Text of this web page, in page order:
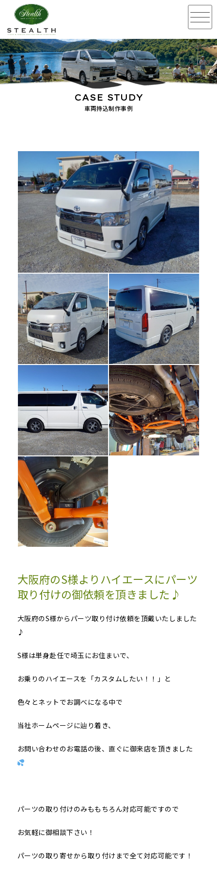
車両持込制作事例
CASE STUDY
大阪府のS様よりハイエースにパーツ
取り付けの御依頼を頂きました♪
大阪府のS様からパーツ取り付け依頼を頂戴いたしました
♪
S様は単身赴任で埼玉にお住まいで、
お乗りのハイエースを「カスタムしたい！！」と
色々とネットでお調べになる中で
当社ホームページに辿り着き、
お問い合わせのお電話の後、直ぐに御来店を頂きました
パーツの取り付けのみももちろん対応可能ですので
お気軽に御相談下さい！
パーツの取り寄せから取り付けまで全て対応可能です！